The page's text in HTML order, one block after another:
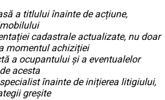
a titlului înainte de acțiune,
cadastrale actualizate, nu doar
momentul achiziției
a ocupantului și a eventualelor
acesta
înainte de inițierea litigiului,
greșite